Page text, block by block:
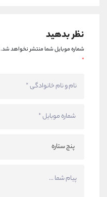
نظر بدهید
شماره موبایل شما منتشر نخواهد شد.
*